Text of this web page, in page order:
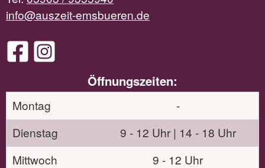
info@auszeit-emsbueren.de
Öffnungszeiten:
Montag
-
Dienstag
9 - 12 Uhr | 14 - 18 Uhr
Mittwoch
9 - 12 Uhr